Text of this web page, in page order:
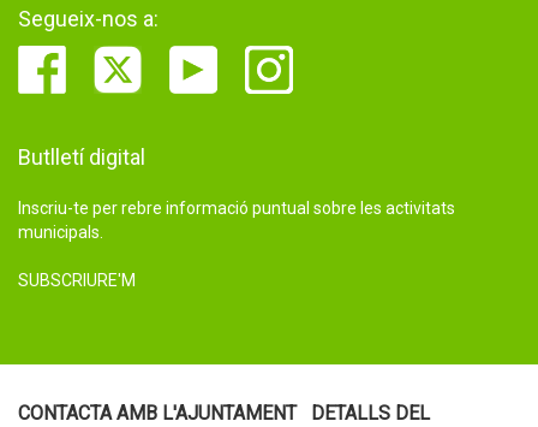
Segueix-nos a:
Butlletí digital
Inscriu-te per rebre informació puntual sobre les activitats
municipals.
SUBSCRIURE'M
CONTACTA AMB L'AJUNTAMENT
DETALLS DEL